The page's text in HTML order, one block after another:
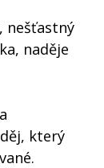
nešťastný
naděje
který